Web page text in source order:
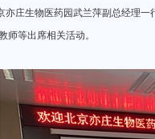
庄生物医药园武兰萍副总经理一
师等出席相关活动。